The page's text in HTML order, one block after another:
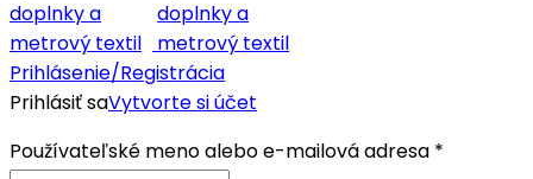
Prihlásenie/Registrácia
Prihlásiť saVytvorte si účet
Používateľské meno alebo e-mailová adresa *